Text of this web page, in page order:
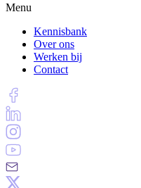
Menu
Kennisbank
Over ons
Werken bij
Contact